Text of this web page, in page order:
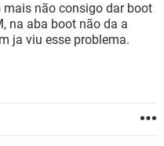
GMAIL
EXCEL
GMAIL
não consigo dar boot
na aba boot não da a
ja viu esse problema.